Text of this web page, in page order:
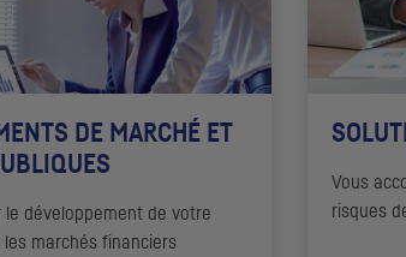
DE MARCHÉ ET
le développement de votre
marchés financiers
Vous
risques